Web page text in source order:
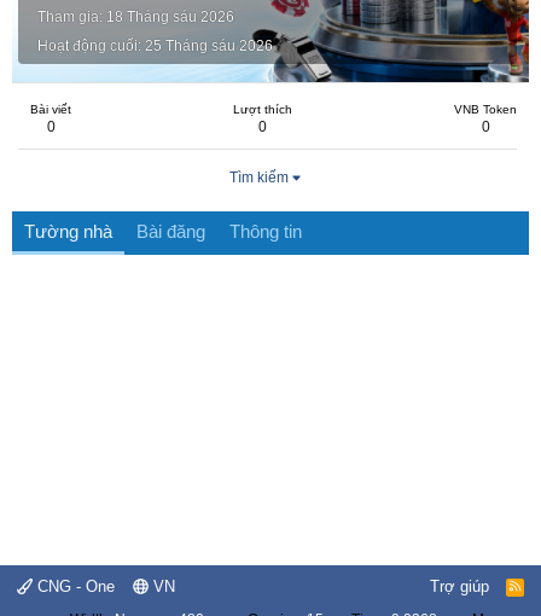
Tham gia 18 Tháng sáu 2026
Hoạt động cuối 25 Tháng sáu 2026
Bài viết
0
Lượt thích
0
VNB Token
0
Tìm kiếm
Tường nhà Bài đăng Thông tin
CNG - One VN Trợ giúp
R